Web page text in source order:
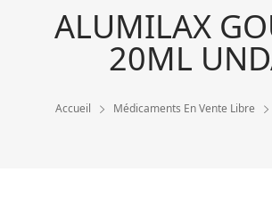
ALUMILAX
20ML
Accueil Médicaments En Vente Libre